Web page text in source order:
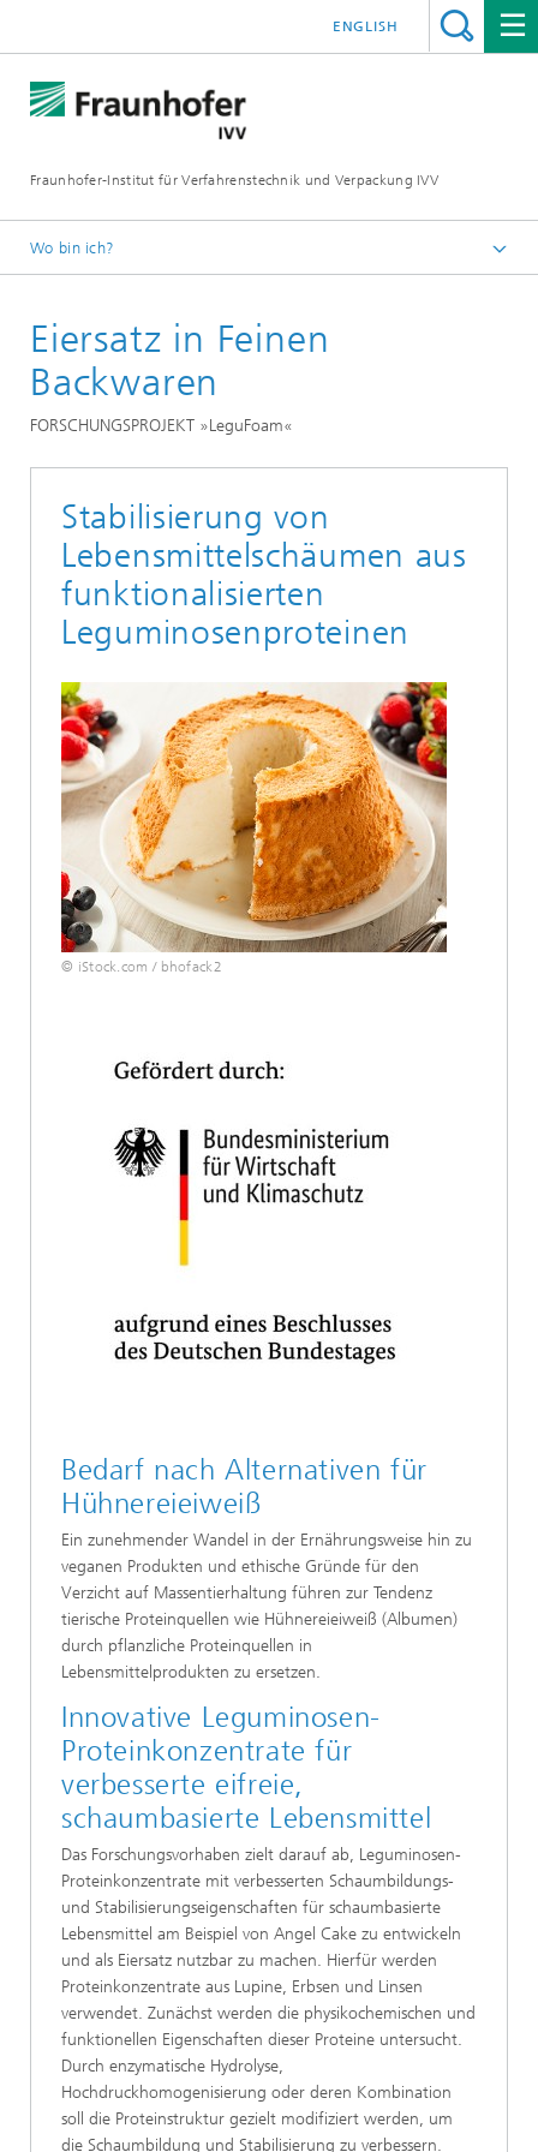
Fraunhofer-Institut für Verfahrenstechnik und Verpackung IVV
ENGLISH
Wo bin ich?
Lebensmittel
Eiersatz in Feinen
Backwaren
FORSCHUNGSPROJEKT »LeguFoam«
Stabilisierung von
Lebensmittelschäumen aus
funktionalisierten
Leguminosenproteinen
© iStock.com / bhofack2
Bedarf nach Alternativen für
Hühnereieiweiß
Ein zunehmender Wandel in der Ernährungsweise hin zu
veganen Produkten und ethische Gründe für den
Verzicht auf Massentierhaltung führen zur Tendenz
tierische Proteinquellen wie Hühnereieiweiß (Albumen)
durch pflanzliche Proteinquellen in
Lebensmittelprodukten zu ersetzen.
Innovative Leguminosen-
Proteinkonzentrate für
verbesserte eifreie,
schaumbasierte Lebensmittel
Das Forschungsvorhaben zielt darauf ab, Leguminosen-
Proteinkonzentrate mit verbesserten Schaumbildungs-
und Stabilisierungseigenschaften für schaumbasierte
Lebensmittel am Beispiel von Angel Cake zu entwickeln
und als Eiersatz nutzbar zu machen. Hierfür werden
Proteinkonzentrate aus Lupine, Erbsen und Linsen
verwendet. Zunächst werden die physikochemischen und
funktionellen Eigenschaften dieser Proteine untersucht.
Durch enzymatische Hydrolyse,
Hochdruckhomogenisierung oder deren Kombination
soll die Proteinstruktur gezielt modifiziert werden, um
die Schaumbildung und Stabilisierung zu verbessern.